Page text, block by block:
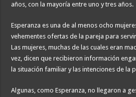
años, con la mayoría entre uno y tres años.
Esperanza es una de al menos ocho
vehementes ofertas de la pareja para
Las mujeres, muchas de las cuales eran
vez, dicen que recibieron información
la situación familiar y las intenciones de la
Algunas, como Esperanza, no llegaron a